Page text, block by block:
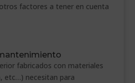
factores a tener en cuenta
fabricados con materiales
etc…) necesitan para